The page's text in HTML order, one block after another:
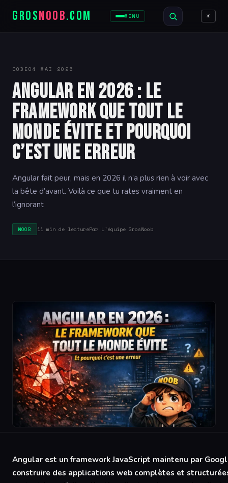
GROSNOOB.COM MENU ☀
CODE04 MAI 2026
Angular en 2026 : le
framework que tout le
monde évite et pourquoi
c’est une erreur
Angular fait peur, mais en 2026 il n’a plus rien à voir avec
la bête d’avant. Voilà ce que tu rates vraiment en
l’ignorant
NOOB 11 min de lecturePar L'équipe GrosNoob
Angular est un framework JavaScript maintenu par
construire des applications web complètes et